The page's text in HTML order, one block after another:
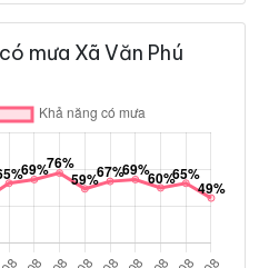
mưa Xã Văn Phú